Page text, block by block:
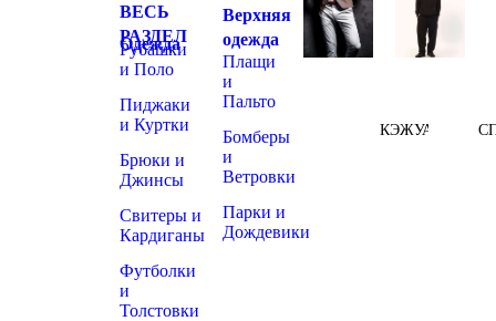
ВЕСЬ
РАЗДЕЛ
Одежда
Рубашки
и Поло
Пиджаки
и Куртки
Брюки и
Джинсы
Свитеры и
Кардиганы
Футболки
и
Толстовки
Верхняя
одежда
Плащи
и
Пальто
Бомберы
и
Ветровки
Парки и
Дождевики
КЭЖУАЛ